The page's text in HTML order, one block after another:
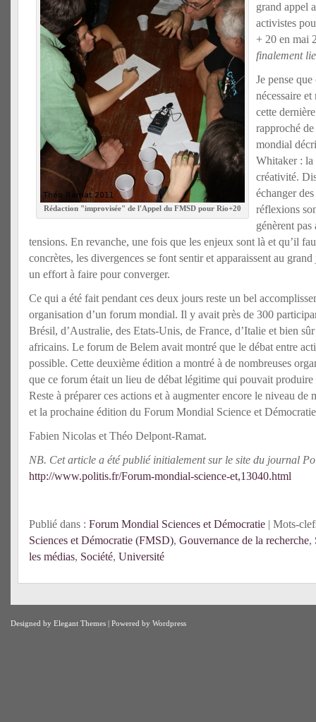
Rédaction "improvisée" de l'Appel du FMSD pour Rio+20
grand appel
activistes
+ 20 en mai
finalement
Je pense
nécessaire
cette
rapproché
mondial
Whitaker : la
créativité.
échanger
réflexions
génèrent
tensions. En revanche, une fois que les enjeux sont là et qu’il
concrètes, les divergences se font sentir et apparaissent au
un effort à faire pour converger.
Ce qui a été fait pendant ces deux jours reste un bel
organisation d’un forum mondial. Il y avait près de 300
Brésil, d’Australie, des Etats-Unis, de France, d’Italie et bien
africains. Le forum de Belem avait montré que le débat entre
possible. Cette deuxième édition a montré à de nombreuses
que ce forum était un lieu de débat légitime qui pouvait produire
Reste à préparer ces actions et à augmenter encore le niveau
et la prochaine édition du Forum Mondial Science et Démocratie
Fabien Nicolas et Théo Delpont-Ramat.
NB. Cet article a été publié initialement sur le site du journal
http://www.politis.fr/Forum-mondial-science-et,13040.html
Publié dans : Forum Mondial Sciences et Démocratie | Mots-
Sciences et Démocratie (FMSD), Gouvernance de la recherche,
les médias, Société, Université
Designed by Elegant Themes | Powered by Wordpress